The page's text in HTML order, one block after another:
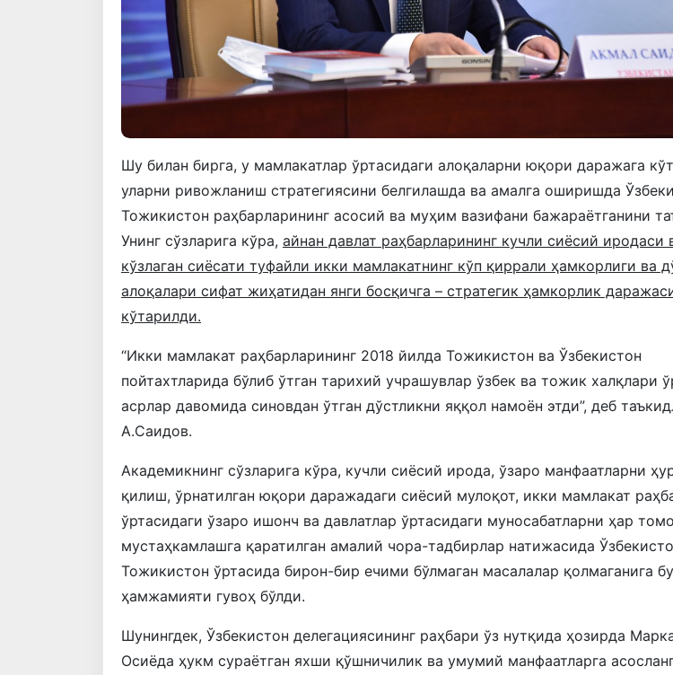
Шу билан бирга, у мамлакатлар ўртасидаги алоқаларни юқори даражага
уларни ривожланиш стратегиясини белгилашда ва амалга оширишда
Тожикистон раҳбарларининг асосий ва муҳим вазифани бажараётганини
Унинг сўзларига кўра, айнан давлат раҳбарларининг кучли сиёсий иродаси
кўзлаган сиёсати туфайли икки мамлакатнинг кўп қиррали ҳамкорлиги ва
алоқалари сифат жиҳатидан янги босқичга – стратегик ҳамкорлик
кўтарилди.
“Икки мамлакат раҳбарларининг 2018 йилда Тожикистон ва Ўзбекистон
пойтахтларида бўлиб ўтган тарихий учрашувлар ўзбек ва тожик халқлари
асрлар давомида синовдан ўтган дўстликни яққол намоён этди”, деб
А.Саидов.
Академикнинг сўзларига кўра, кучли сиёсий ирода, ўзаро манфаатларни
қилиш, ўрнатилган юқори даражадаги сиёсий мулоқот, икки мамлакат
ўртасидаги ўзаро ишонч ва давлатлар ўртасидаги муносабатларни ҳар
мустаҳкамлашга қаратилган амалий чора-тадбирлар натижасида
Тожикистон ўртасида бирон-бир ечими бўлмаган масалалар қолмаганига
ҳамжамияти гувоҳ бўлди.
Шунингдек, Ўзбекистон делегациясининг раҳбари ўз нутқида ҳозирда
Осиёда ҳукм сураётган яхши қўшничилик ва умумий манфаатларга